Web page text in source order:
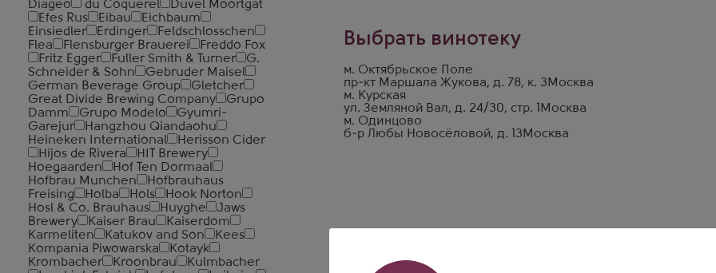
Diageo
du Coquerel
Duvel Moortgat
Efes Rus
Eibau
Eichbaum
Einsiedler
Erdinger
Feldschlosschen
Flea
Flensburger Brauerei
Freddo Fox
Fritz Egger
Fuller Smith & Turner
G.
Schneider & Sohn
Gebruder Maisel
German Beverage Group
Gletcher
Great Divide Brewing Company
Grupo
Damm
Grupo Modelo
Gyumri-
Garejur
Hangzhou Qiandaohu
Heineken International
Herisson Cider
Hijos de Rivera
HIT Brewery
Hoegaarden
Hof Ten Dormaal
Hofbrau Munchen
Hofbrauhaus
Freising
Holba Hols
Hook Norton
Hosl & Co. Brauhaus
Huyghe
Jaws
Brewery
Kaiser Brau
Kaiserdom
Karmeliten
Katukov and Son
Kees
Kompania Piwowarska
Kotayk
Krombacher
Kroonbrau
Kulmbacher
Выбрать винотеку
м. Октябрьское Поле
пр-кт Маршала Жукова, д. 78, к. 3 Москва
м. Курская
ул. Земляной Вал, д. 24/30, стр. 1
Москва
м. Одинцово
б-р Любы Новосёловой, д. 13 Москва